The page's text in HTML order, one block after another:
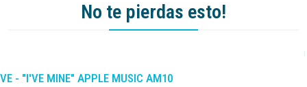
No te pierdas esto!
- "I'VE MINE" APPLE MUSIC AM10